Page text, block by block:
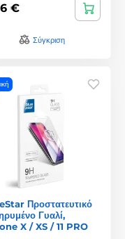
€
Σύγκριση
Προστατευτικό
Γυαλί,
X / XS / 11 PRO